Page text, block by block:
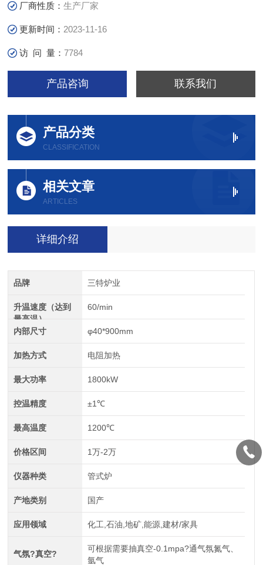
厂商性质：生产厂家
更新时间： 2023-11-16
访 问 量：7784
产品咨询 联系我们
产品分类
CLASSIFICATION
相关文章
ARTICLES
详细介绍
品牌 三特炉业
升温速度（达到
最高温）
60/min
内部尺寸 φ40*900mm
加热方式 电阻加热
最大功率 1800kW
控温精度 ±1℃
最高温度 1200℃
价格区间 1万-2万
仪器种类 管式炉
产地类别 国产
应用领域 化工,石油,地矿,能源,建材/家具
气氛?真空?
可根据需要抽真空-0.1mpa?通气氛氮气、
氩气